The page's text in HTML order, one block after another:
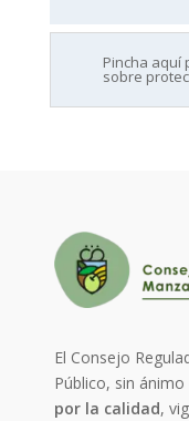
Pincha aquí
sobre
El Consejo
Público, sin
por la calidad,